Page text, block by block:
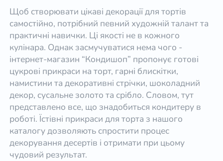
Щоб створювати цікаві декорації для тортів
самостійно, потрібний певний художній талант та
практичні навички. Ці якості не в кожного
кулінара. Однак засмучуватися нема чого -
інтернет-магазин “Кондишоп” пропонує готові
цукрові прикраси на торт, гарні блискітки,
намистини та декоративні стрічки, шоколадний
декор, сусальне золото та срібло. Словом, тут
представлено все, що знадобиться кондитеру в
роботі. Їстівні прикраси для торта з нашого
каталогу дозволяють спростити процес
декорування десертів і отримати при цьому
чудовий результат.